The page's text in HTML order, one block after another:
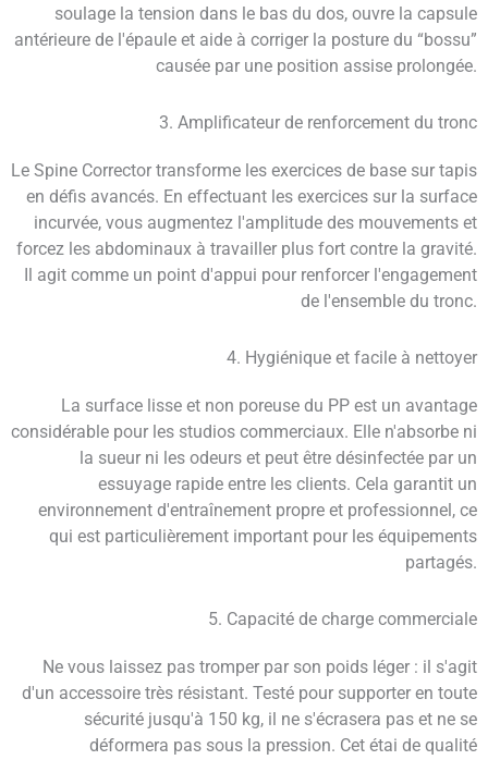
soulage la tension dans le bas du dos, ouvre la capsule
antérieure de l'épaule et aide à corriger la posture du “bossu”
causée par une position assise prolongée.
3. Amplificateur de renforcement du tronc
Le Spine Corrector transforme les exercices de base sur tapis
en défis avancés. En effectuant les exercices sur la surface
incurvée, vous augmentez l'amplitude des mouvements et
forcez les abdominaux à travailler plus fort contre la gravité.
Il agit comme un point d'appui pour renforcer l'engagement
de l'ensemble du tronc.
4. Hygiénique et facile à nettoyer
La surface lisse et non poreuse du PP est un avantage
considérable pour les studios commerciaux. Elle n'absorbe ni
la sueur ni les odeurs et peut être désinfectée par un
essuyage rapide entre les clients. Cela garantit un
environnement d'entraînement propre et professionnel, ce
qui est particulièrement important pour les équipements
partagés.
5. Capacité de charge commerciale
Ne vous laissez pas tromper par son poids léger : il s'agit
d'un accessoire très résistant. Testé pour supporter en toute
sécurité jusqu'à 150 kg, il ne s'écrasera pas et ne se
déformera pas sous la pression. Cet étai de qualité